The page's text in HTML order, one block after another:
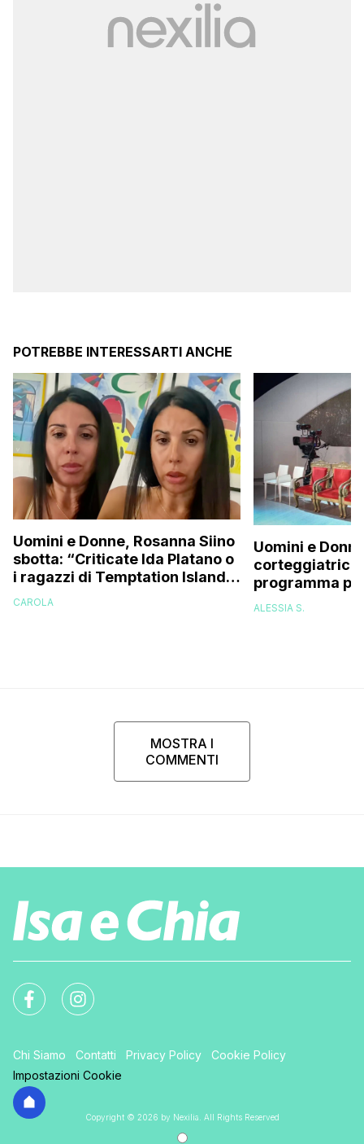
POTREBBE INTERESSARTI ANCHE
Uomini e Donne, Rosanna Siino
sbotta: “Criticate Ida Platano o
i ragazzi di Temptation Island
perché vi rode il cul* che…”
CAROLA
Uomini e
corteggiatrice:
programma
e mi
ALESSIA S.
MOSTRA I
COMMENTI
Chi Siamo Contatti Privacy Policy
Cookie Policy
Impostazioni Cookie
Copyright © 2026 by Nexilia. All Rights Reserved